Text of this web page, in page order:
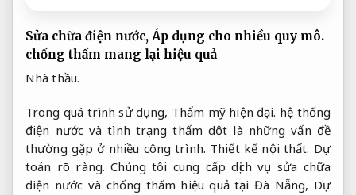
Sửa chữa điện nước, Áp dụng cho nhiều quy mô.
chống thấm mang lại hiệu quả
Nhà thầu.
Trong quá trình sử dụng, Thẩm mỹ hiện đại. hệ thống
điện nước và tình trạng thấm dột là những vấn đề
thường gặp ở nhiều công trình. Thiết kế nội thất. Dự
toán rõ ràng. Chúng tôi cung cấp dịch vụ sửa chữa
điện nước và chống thấm hiệu quả tại Đà Nẵng, Dự